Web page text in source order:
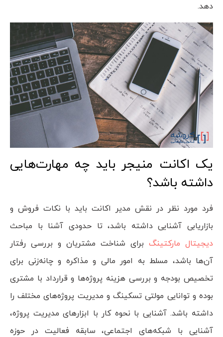
دهد.
یک اکانت منیجر باید چه مهارت‌هایی
داشته باشد؟
فرد مورد نظر در نقش مدیر اکانت باید با نکات فروش و
بازاریابی آشنایی داشته باشد، تا حدودی آشنا با مباحث
دیجیتال مارکتینگ برای شناخت مشتریان و بررسی رفتار
آن‌ها باشد، مسلط به امور مالی و مذاکره و چانه‌زنی برای
تخصیص بودجه و بررسی هزینه پروژه‌ها و قرارداد با مشتری
بوده و توانایی مولتی تسکینگ و مدیریت پروژه‌های مختلف را
داشته باشد. آشنایی با نحوه کار با ابزارهای مدیریت پروژه،
آشنایی با شبکه‌های اجتماعی، سابقه فعالیت در حوزه